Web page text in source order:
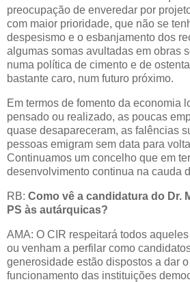
preocupação de enveredar por
com maior prioridade, que não se
despesismo e o esbanjamento dos
algumas somas avultadas em obras
numa política de cimento e de
bastante caro, num futuro próximo.
Em termos de fomento da economia
pensado ou realizado, as poucas
quase desapareceram, as falências
pessoas emigram sem data para
Continuamos um concelho que em
desenvolvimento continua na cauda
RB: Como vê a candidatura do Dr.
PS às autárquicas?
AMA: O CIR respeitará todos
ou venham a perfilar como
generosidade estão dispostos a dar
funcionamento das instituições